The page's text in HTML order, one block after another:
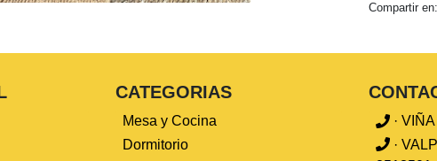
Compartir en:
CATEGORIAS
Mesa y Cocina
Dormitorio
·
·